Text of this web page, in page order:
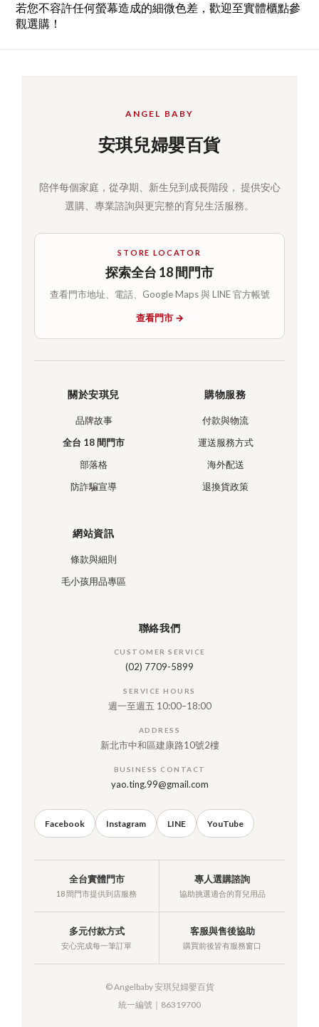
若您不容許任何螢幕造成的細微色差，歡迎至實體櫃點參
觀選購！
ANGEL BABY
安琪兒婦嬰百貨
陪伴每個家庭，從孕期、新生兒到成長階段， 提供安心
選購、專業諮詢與更完整的育兒生活服務。
STORE LOCATOR
探索全台 18 間門市
查看門市地址、電話、Google Maps 與 LINE 官方帳號
查看門市 →
關於安琪兒
品牌故事
全台 18 間門市
部落格
防詐騙宣導
購物服務
付款與物流
運送服務方式
海外配送
退換貨政策
網站資訊
條款與細則
毛小孩用品專區
聯絡我們
CUSTOMER SERVICE
(02) 7709-5899
SERVICE HOURS
週一至週五 10:00–18:00
ADDRESS
新北市中和區建康路10號2樓
BUSINESS CONTACT
yao.ting.99@gmail.com
Facebook Instagram LINE YouTube
全台實體門市
18 間門市提供到店服務
專人選購諮詢
協助挑選適合的育兒用品
多元付款方式
安心完成每一筆訂單
客服與售後協助
購買前後皆有服務窗口
© Angelbaby 安琪兒婦嬰百貨
統一編號｜86319700